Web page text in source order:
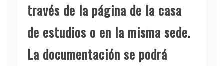
través de la página de la casa
de estudios o en la misma sede.
La documentación se podrá